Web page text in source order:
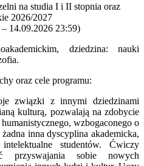
na studia I i II stopnia oraz
2026/2027
14.09.2026 23:59)
dziedzina: nauki
oraz cele programu:
związki z innymi dziedzinami
kulturą, pozwalają na zdobycie
wzbogaconego o
inna dyscyplina akademicka,
studentów. Ćwiczy
przyswajania sobie nowych